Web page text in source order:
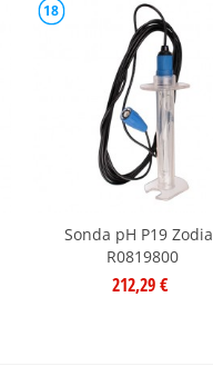
18
Sonda pH P19
R0819800
212,29 €